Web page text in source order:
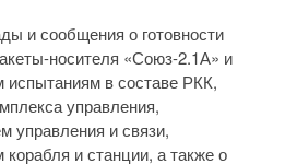
и сообщения о готовности
носителя «Союз-2.1А» и
испытаниям в составе РКК,
управления,
управления и связи,
и станции, а также о